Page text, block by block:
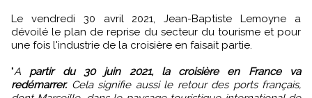
Le vendredi 30 avril 2021, Jean-Baptiste Lemoyne a
dévoilé le plan de reprise du secteur du tourisme et pour
une fois l'industrie de la croisière en faisait partie.
"A partir du 30 juin 2021, la croisière en France va
redémarrer.Cela signifie aussi le retour des ports français,